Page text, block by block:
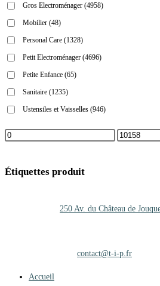
Gros Electroménager (4958)
Mobilier (48)
Personal Care (1328)
Petit Electroménager (4696)
Petite Enfance (65)
Sanitaire (1235)
Ustensiles et Vaisselles (946)
Étiquettes produit
250 Av. du Château de
contact@t-i-p.fr
Accueil